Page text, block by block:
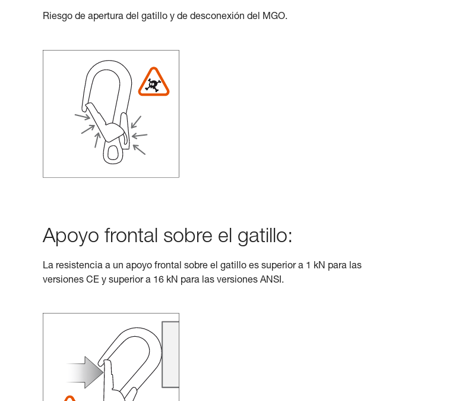
Riesgo de apertura del gatillo y de desconexión del MGO.
Apoyo frontal sobre el gatillo:
La resistencia a un apoyo frontal sobre el gatillo es superior a 1 kN para las
versiones CE y superior a 16 kN para las versiones ANSI.